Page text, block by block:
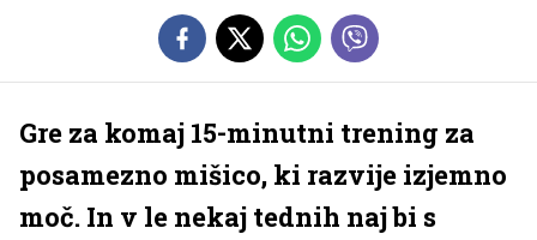
Gre za komaj 15-minutni trening za
posamezno mišico, ki razvije izjemno
moč. In v le nekaj tednih naj bi s